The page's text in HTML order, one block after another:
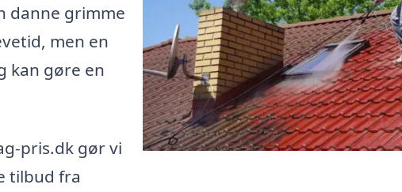
danne grimme
men en
kan gøre en
pris.dk gør vi
tilbud fra